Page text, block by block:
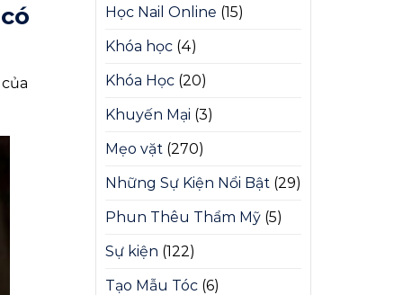
Học Nail Online (15)
Khóa học (4)
Khóa Học (20)
Khuyến Mại (3)
Mẹo vặt (270)
Những Sự Kiện Nổi Bật (29)
Phun Thêu Thẩm Mỹ (5)
Sự kiện (122)
Tạo Mẫu Tóc (6)